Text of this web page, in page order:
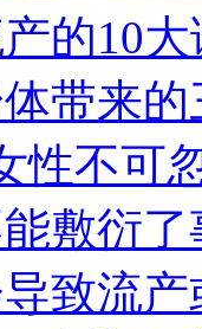
的10
带来
性不可
敷衍了
致流产